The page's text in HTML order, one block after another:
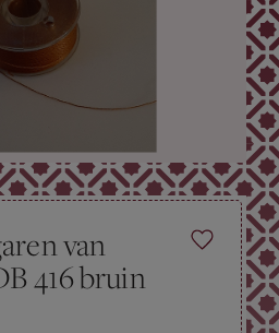
van
416 bruin